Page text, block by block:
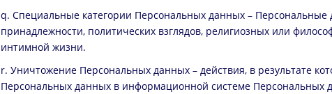
q. Специальные категории Персональных данных –
принадлежности, политических взглядов, религиозных или
интимной жизни.
r. Уничтожение Персональных данных – действия, в результате
Персональных данных в информационной системе Персональных